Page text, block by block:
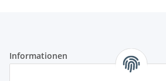
Informationen